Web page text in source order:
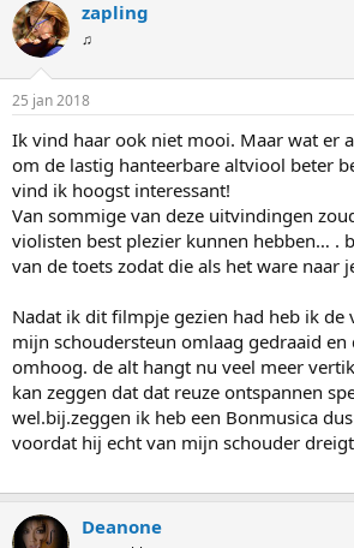
zapling
♫
25 jan 2018
Ik vind haar ook niet mooi. Maar wat er
om de lastig hanteerbare altviool beter
vind ik hoogst interessant!
Van sommige van deze uitvindingen
violisten best plezier kunnen hebben… .
van de toets zodat die als het ware naar
Nadat ik dit filmpje gezien had heb ik de
mijn schoudersteun omlaag gedraaid en
omhoog. de alt hangt nu veel meer
kan zeggen dat dat reuze ontspannen
wel.bij.zeggen ik heb een Bonmusica
voordat hij echt van mijn schouder
Deanone